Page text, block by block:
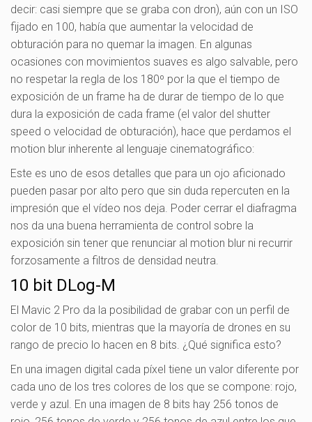
decir: casi siempre que se graba con dron), aún con un ISO
fijado en 100, había que aumentar la velocidad de
obturación para no quemar la imagen. En algunas
ocasiones con movimientos suaves es algo salvable, pero
no respetar la regla de los 180º por la que el tiempo de
exposición de un frame ha de durar de tiempo de lo que
dura la exposición de cada frame (el valor del shutter
speed o velocidad de obturación), hace que perdamos el
motion blur inherente al lenguaje cinematográfico:
Este es uno de esos detalles que para un ojo aficionado
pueden pasar por alto pero que sin duda repercuten en la
impresión que el vídeo nos deja. Poder cerrar el diafragma
nos da una buena herramienta de control sobre la
exposición sin tener que renunciar al motion blur ni recurrir
forzosamente a filtros de densidad neutra.
10 bit DLog-M
El Mavic 2 Pro da la posibilidad de grabar con un perfil de
color de 10 bits, mientras que la mayoría de drones en su
rango de precio lo hacen en 8 bits. ¿Qué significa esto?
En una imagen digital cada píxel tiene un valor diferente por
cada uno de los tres colores de los que se compone: rojo,
verde y azul. En una imagen de 8 bits hay 256 tonos de